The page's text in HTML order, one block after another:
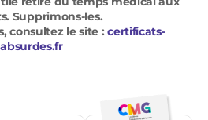
Supprimons-les.
consultez le site :certificats-
absurdes.fr